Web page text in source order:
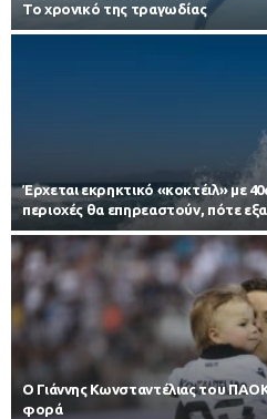
Το χρονικό της τραγωδίας
Έρχεται εκρηκτικό «κοκτέιλ» με
περιοχές θα επηρεαστούν, πότε
Ο Γιάννης Κωνσταντέλιας του
φορά